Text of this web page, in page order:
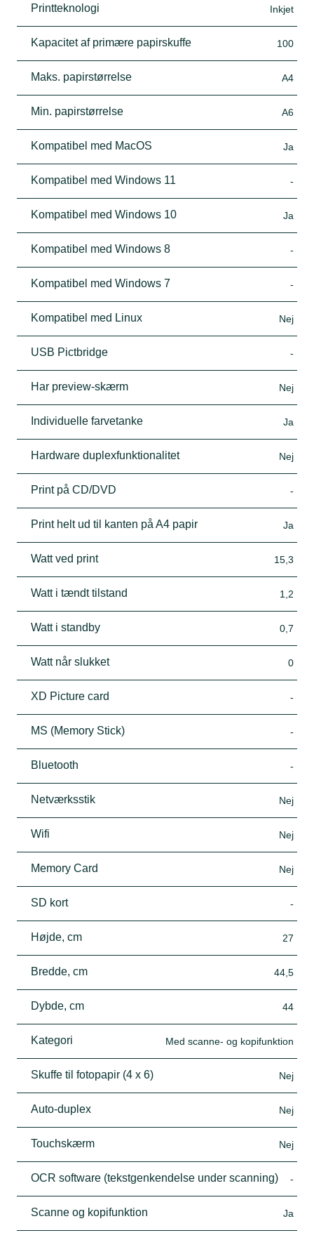
Printteknologi Inkjet
Kapacitet af primære papirskuffe 100
Maks. papirstørrelse A4
Min. papirstørrelse A6
Kompatibel med MacOS Ja
Kompatibel med Windows 11 -
Kompatibel med Windows 10 Ja
Kompatibel med Windows 8 -
Kompatibel med Windows 7 -
Kompatibel med Linux Nej
USB Pictbridge -
Har preview-skærm Nej
Individuelle farvetanke Ja
Hardware duplexfunktionalitet Nej
Print på CD/DVD -
Print helt ud til kanten på A4 papir Ja
Watt ved print 15,3
Watt i tændt tilstand 1,2
Watt i standby 0,7
Watt når slukket 0
XD Picture card -
MS (Memory Stick) -
Bluetooth -
Netværksstik Nej
Wifi Nej
Memory Card Nej
SD kort -
Højde, cm 27
Bredde, cm 44,5
Dybde, cm 44
Kategori Med scanne- og kopifunktion
Skuffe til fotopapir (4 x 6) Nej
Auto-duplex Nej
Touchskærm Nej
OCR software (tekstgenkendelse under scanning) -
Scanne og kopifunktion Ja